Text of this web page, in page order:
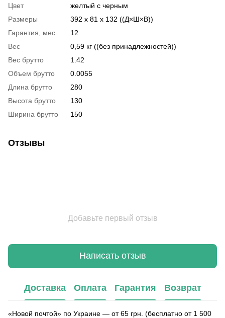
Цвет
желтый с черным
Размеры
392 x 81 x 132 ((Д×Ш×В))
Гарантия, мес.
12
Вес
0,59 кг ((без принадлежностей))
Вес брутто
1.42
Объем брутто
0.0055
Длина брутто
280
Высота брутто
130
Ширина брутто
150
Отзывы
Добавьте первый отзыв
Написать отзыв
Доставка Оплата Гарантия Возврат
«Новой почтой» по Украине — от 65 грн. (бесплатно от 1 500